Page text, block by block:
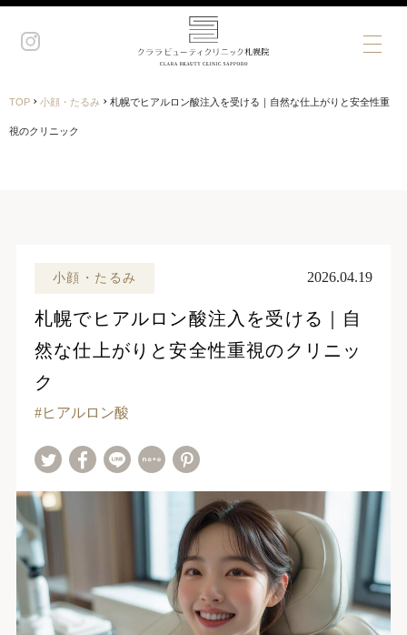
TOP › 小顔・たるみ › 札幌でヒアルロン酸注入を受ける｜自然な仕上がりと安全性重
視のクリニック
小顔・たるみ 2026.04.19
札幌でヒアルロン酸注入を受ける｜自
然な仕上がりと安全性重視のクリニッ
ク
ヒアルロン酸